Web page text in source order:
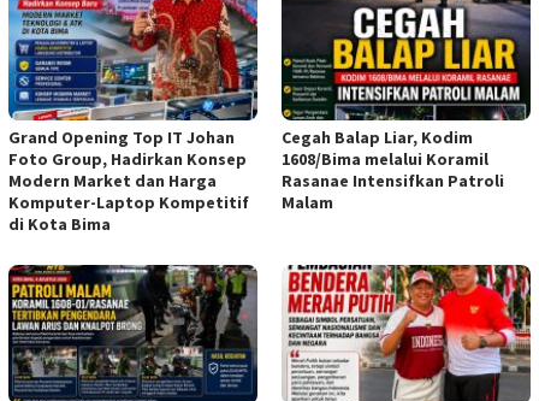
Grand Opening Top IT Johan
Foto Group, Hadirkan Konsep
Modern Market dan Harga
Komputer-Laptop Kompetitif
di Kota Bima
Cegah Balap Liar, Kodim
1608/Bima melalui Koramil
Rasanae Intensifkan Patroli
Malam